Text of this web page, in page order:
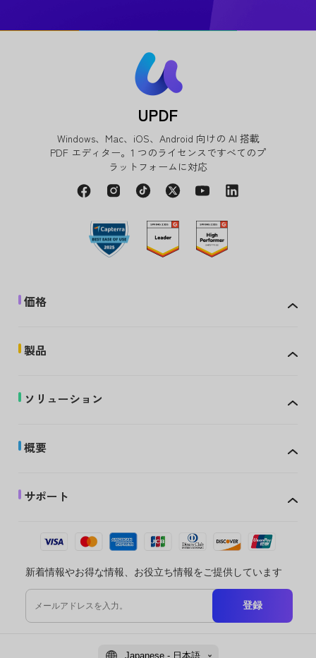
UPDF
Windows、Mac、iOS、Android 向けの AI 搭載
PDF エディター。1 つのライセンスですべてのプ
ラットフォームに対応
価格
製品
ソリューション
概要
サポート
新着情報やお得な情報、お役立ち情報をご提供しています
登録
Japanese - 日本語